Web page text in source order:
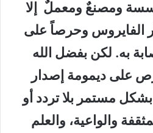
ومصنع ومعمل
إلا
الفايروس وحرصاً على
به. لكن بفضل الله
على ديمومة إصدار
مستمر بلا تردد أو
والواعية، والعلم